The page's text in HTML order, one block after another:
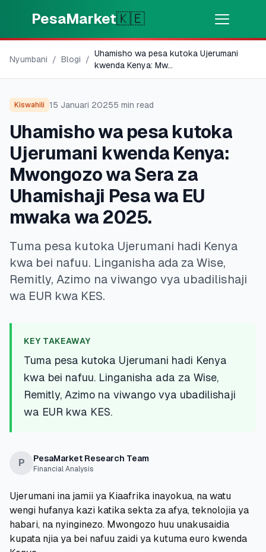
PesaMarket🇰🇪
⚡Pesa Sasa
🌍 CHAGUA NCHI
🇰🇪Kenya
💳BIDHAA
🎯Pata Mkopo
💳 Kadi za Mkopo
💰Mikopo ya Kibinafsi
🏢Mikopo ya Biashara
🏦Akaunti za Akiba
🔐Hazina ya Mikopo
🏦Benki
Nyumbani / Blogi /
Uhamisho wa pesa kutoka Ujerumani
kwenda Kenya: Mw...
Kiswahili 15 Januari 20255 min read
Uhamisho wa pesa kutoka
Ujerumani kwenda Kenya:
Mwongozo wa Sera za
Uhamishaji Pesa wa EU
mwaka wa 2025.
Tuma pesa kutoka Ujerumani hadi Kenya
kwa bei nafuu. Linganisha ada za Wise,
Remitly, Azimo na viwango vya ubadilishaji
wa EUR kwa KES.
KEY TAKEAWAY
Tuma pesa kutoka Ujerumani hadi Kenya
kwa bei nafuu. Linganisha ada za Wise,
Remitly, Azimo na viwango vya ubadilishaji
wa EUR kwa KES.
P PesaMarket Research Team
Financial Analysis
Ujerumani ina jamii ya Kiaafrika inayokua, na watu
wengi hufanya kazi katika sekta za afya, teknolojia ya
habari, na nyinginezo. Mwongozo huu unakusaidia
kupata njia ya bei nafuu zaidi ya kutuma euro kwenda